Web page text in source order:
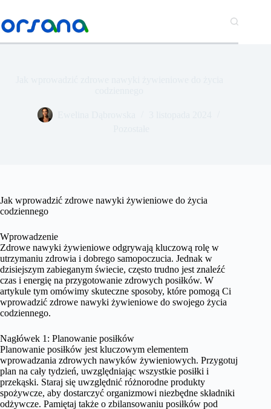
treści
Jak wprowadzić zdrowe nawyki żywieniowe do życia
codziennego
Wprowadzenie
Zdrowe nawyki żywieniowe odgrywają kluczową rolę w
utrzymaniu zdrowia i dobrego samopoczucia. Jednak w
dzisiejszym zabieganym świecie, często trudno jest znaleźć
czas i energię na przygotowanie zdrowych posiłków. W
artykule tym omówimy skuteczne sposoby, które pomogą Ci
wprowadzić zdrowe nawyki żywieniowe do swojego życia
codziennego.
Nagłówek 1: Planowanie posiłków
Planowanie posiłków jest kluczowym elementem
wprowadzania zdrowych nawyków żywieniowych. Przygotuj
plan na cały tydzień, uwzględniając wszystkie posiłki i
przekąski. Staraj się uwzględnić różnorodne produkty
spożywcze, aby dostarczyć organizmowi niezbędne składniki
odżywcze. Pamiętaj także o zbilansowaniu posiłków pod